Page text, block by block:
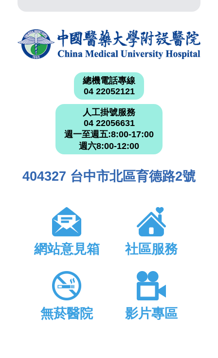
總機電話專線
04 22052121
人工掛號服務
04 22056631
週一至週五:8:00-17:00
週六8:00-12:00
404327 台中市北區育德路2號
網站意見箱 社區服務
無菸醫院 影片專區